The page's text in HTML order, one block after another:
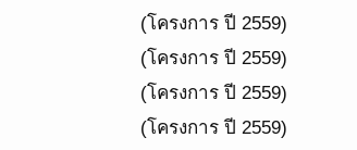
(โครงการ ปี 2559)
(โครงการ ปี 2559)
(โครงการ ปี 2559)
(โครงการ ปี 2559)